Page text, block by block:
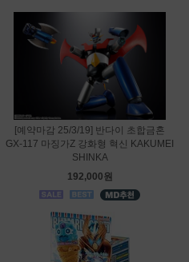
[예약마감 25/3/19] 반다이 초합금혼
GX-117 마징가Z 강화형 혁신 KAKUMEI
SHINKA
192,000원